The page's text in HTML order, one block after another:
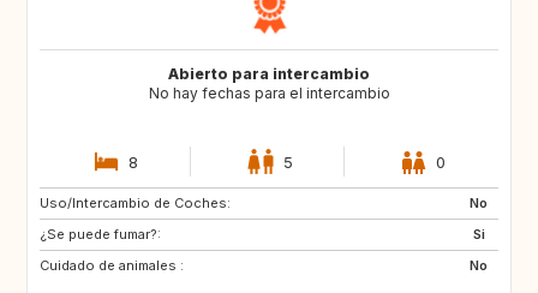
Abierto para intercambio
No hay fechas para el intercambio
8 5 0
Uso/Intercambio de Coches:
No
¿Se puede fumar?:
Si
Cuidado de animales :
No
GB
IT
SE